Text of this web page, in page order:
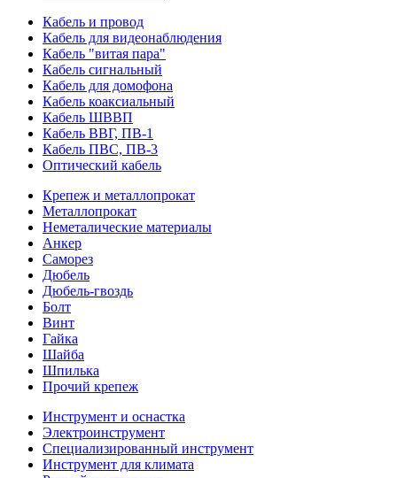
Кабель и провод
Кабель для видеонаблюдения
Кабель "витая пара"
Кабель сигнальный
Кабель для домофона
Кабель коаксиальный
Кабель ШВВП
Кабель ВВГ, ПВ-1
Кабель ПВС, ПВ-3
Оптический кабель
Крепеж и металлопрокат
Металлопрокат
Неметалические материалы
Анкер
Саморез
Дюбель
Дюбель-гвоздь
Болт
Винт
Гайка
Шайба
Шпилька
Прочий крепеж
Инструмент и оснастка
Электроинструмент
Специализированный инструмент
Инструмент для климата